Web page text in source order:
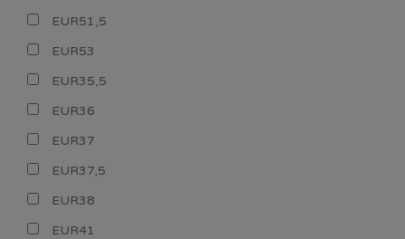
EUR51,5
EUR53
EUR35,5
EUR36
EUR37
EUR37,5
EUR38
EUR41